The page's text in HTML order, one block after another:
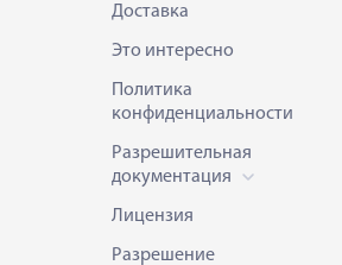
Доставка
Это интересно
Политика
конфиденциальности
Разрешительная
документация
Лицензия
Разрешение